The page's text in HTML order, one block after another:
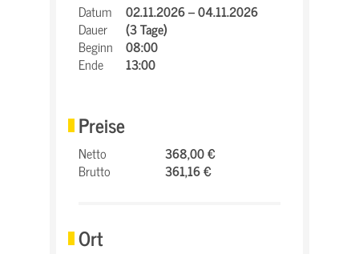
Datum
02.11.2026 – 04.11.2026
Dauer
(3 Tage)
Beginn
08:00
Ende
13:00
Preise
Netto
368,00 €
Brutto
361,16 €
Ort